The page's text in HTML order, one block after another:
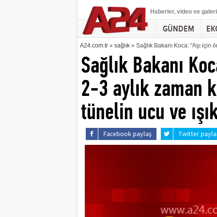
Haberler, video ve
GÜNDEM
A24.com.tr» sağlık» Sağlık Bakanı Koca: "Aşı için
Sağlık Bakanı
2-3 aylık zaman
tünelin ucu ve
Facebook paylaş Twitter